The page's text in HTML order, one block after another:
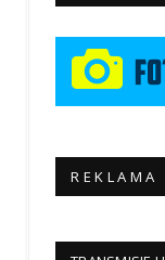
R E K L A M A